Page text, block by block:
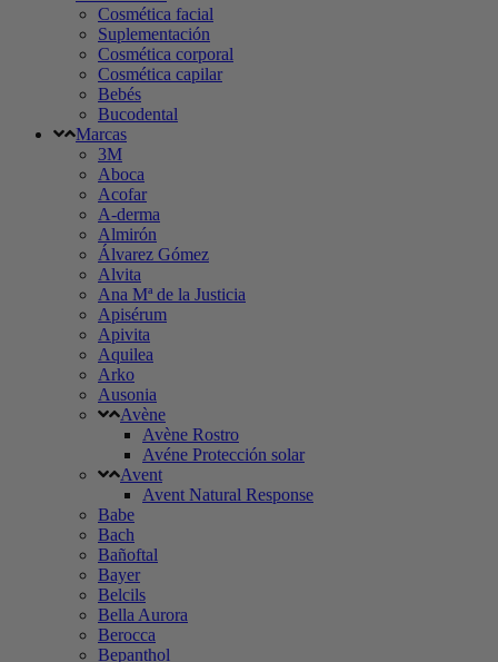
Cosmética facial
Suplementación
Cosmética corporal
Cosmética capilar
Bebés
Bucodental
Marcas
3M
Aboca
Acofar
A-derma
Almirón
Álvarez Gómez
Alvita
Ana Mª de la Justicia
Apisérum
Apivita
Aquilea
Arko
Ausonia
Avène
Avène Rostro
Avéne Protección solar
Avent
Avent Natural Response
Babe
Bach
Bañoftal
Bayer
Belcils
Bella Aurora
Berocca
Bepanthol